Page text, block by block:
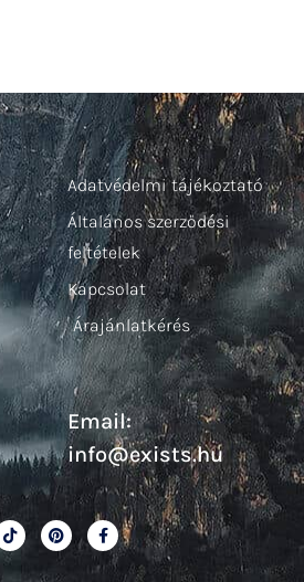
Adatvédelmi tájékoztató
Általános szerződési
feltételek
Kapcsolat
Árajánlatkérés
Email:
info@exists.hu